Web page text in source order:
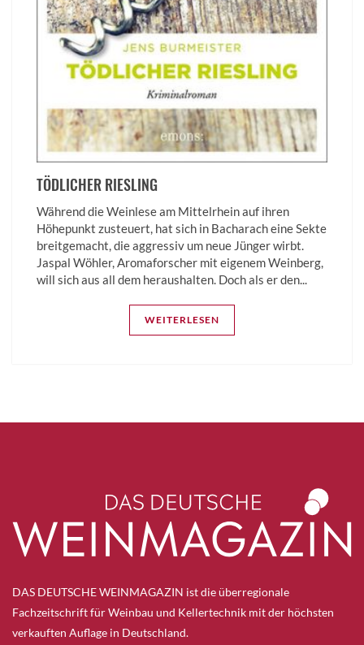
TÖDLICHER RIESLING
Während die Weinlese am Mittelrhein auf ihren
Höhepunkt zusteuert, hat sich in Bacharach eine Sekte
breitgemacht, die aggressiv um neue Jünger wirbt.
Jaspal Wöhler, Aromaforscher mit eigenem Weinberg,
will sich aus all dem heraushalten. Doch als er den...
WEITERLESEN
DAS DEUTSCHE WEINMAGAZIN ist die überregionale
Fachzeitschrift für Weinbau und Kellertechnik mit der höchsten
verkauften Auflage in Deutschland.